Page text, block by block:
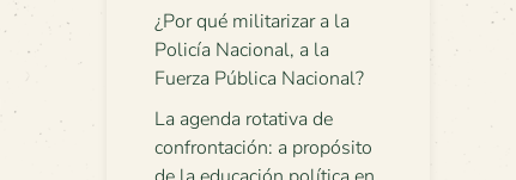
¿Por qué militarizar a la
Policía Nacional, a la
Fuerza Pública Nacional?
La agenda rotativa de
confrontación: a propósito